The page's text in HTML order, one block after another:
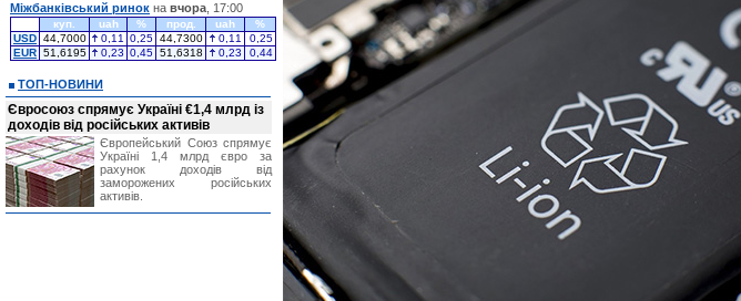
Міжбанківський ринок на вчора , 17:00
куп. uah % прод. uah
%
USD 44,7000 0,11 0,25 44,7300 0,11
0,25
EUR 51,6195 0,23 0,45 51,6318 0,23 0,44
ТОП-НОВИНИ
Євросоюз спрямує Україні €1,4 млрд із
доходів від російських активів
Європейський Союз спрямує
Україні 1,4 млрд євро за
рахунок доходів від
заморожених російських
активів.